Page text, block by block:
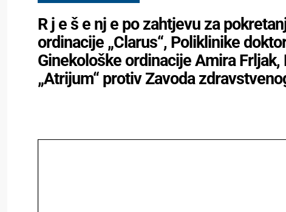
R j e š e nj e pо zahtjevu za
ordinacije „Clarus“, Poliklinike
Ginekološke ordinacije Amira
„Atrijum“ protiv Zavoda